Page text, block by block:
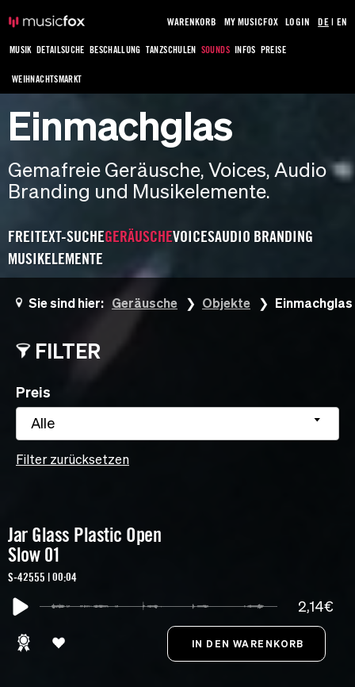
MUSIK DETAILSUCHE BESCHALLUNG TANZSCHULEN SOUNDS INFOS PREISE
WEIHNACHTSMARKT
WARENKORB MY MUSICFOX LOGIN DE| EN
Einmachglas
Gemafreie Geräusche, Voices, Audio
Branding und Musikelemente.
FREITEXT-SUCHEGERÄUSCHEVOICESAUDIO BRANDING
MUSIKELEMENTE
Sie sind hier: Geräusche Objekte Einmachglas
FILTER
Preis
Alle
Filter zurücksetzen
Jar Glass Plastic Open
Slow 01
S-42555 | 00:04
2,14€